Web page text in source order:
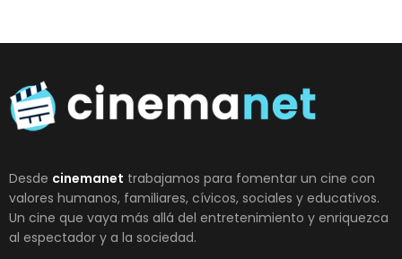
Desde cinemanet trabajamos para fomentar un cine con
valores humanos, familiares, cívicos, sociales y educativos.
Un cine que vaya más allá del entretenimiento y enriquezca
al espectador y a la sociedad.